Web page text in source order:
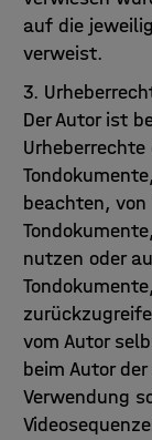
auf die
verweist.
3.
Der Autor ist
beachten,
nutzen oder
vom Autor
beim Autor
Verwendung